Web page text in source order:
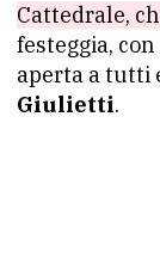
Cattedrale,
festeggia,
aperta a tutti
Giulietti.